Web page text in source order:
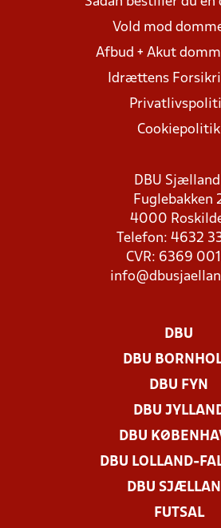
Vold mod
Afbud + Akut
Idrættens
Cookiepolitik
DBU Sjælland
Fuglebakken
4000
Telefon: 4632
CVR: 6369
DBU
DBU
DBU FYN
DBU
DBU
DBU LOLLAND-
DBU
FUTSAL